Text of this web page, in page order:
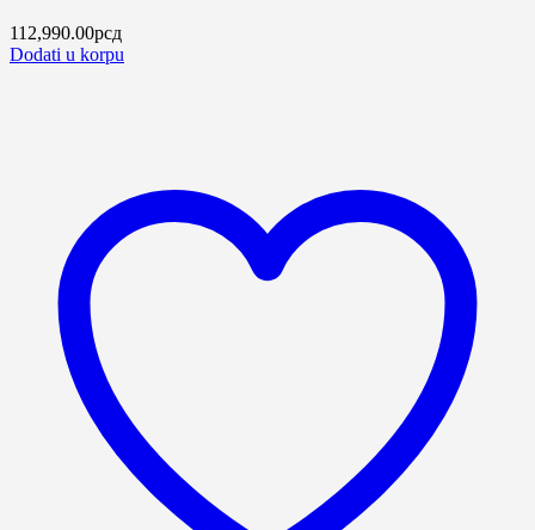
112,990.00рсд
Dodati u korpu